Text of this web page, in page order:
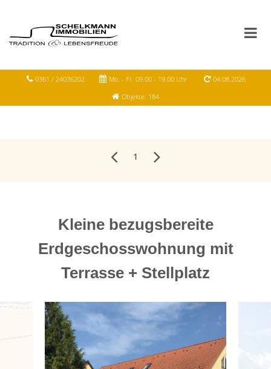
0361 / 24036202 Mo. - Fr. 09.00 - 19.00 Uhr
04.08.2026
Objekte: 184
1
Kleine bezugsbereite
Erdgeschosswohnung mit
Terrasse + Stellplatz